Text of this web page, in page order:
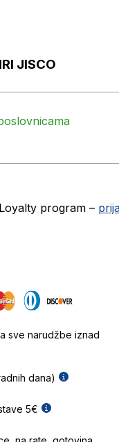
JISCO
program –
sve narudžbe iznad
dana)
5€